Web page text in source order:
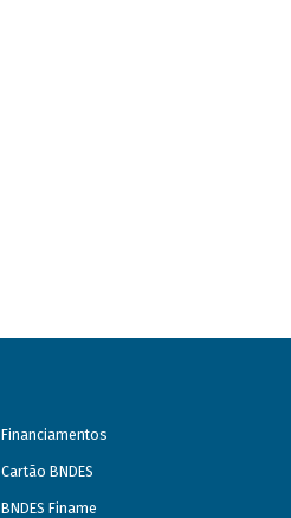
Financiamentos
Cartão BNDES
BNDES Finame